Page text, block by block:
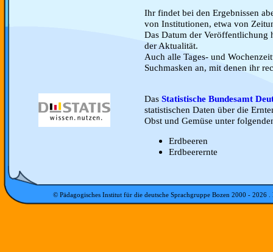
Ihr findet bei den Ergebnissen
von Institutionen, etwa von
Das Datum der
der Aktualität.
Auch alle Tages- und
Suchmasken an, mit denen ihr
Das Statistische Bundesamt
statistischen Daten über die
Obst und Gemüse unter
Erdbeeren
Erdbeerernte
© Pädagogisches Institut für die deutsche Sprachgruppe Bozen 2000 - 2026